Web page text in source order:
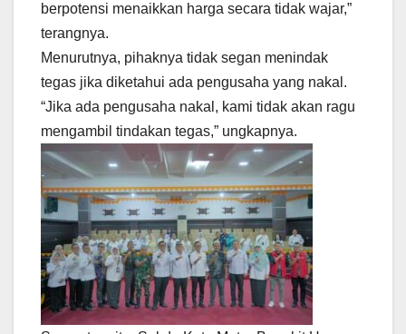
berpotensi menaikkan harga secara tidak wajar,”
terangnya.
Menurutnya, pihaknya tidak segan menindak
tegas jika diketahui ada pengusaha yang nakal.
“Jika ada pengusaha nakal, kami tidak akan ragu
mengambil tindakan tegas,” ungkapnya.